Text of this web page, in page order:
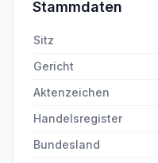
Stammdaten
Sitz
Gericht
Aktenzeichen
Handelsregister
Bundesland